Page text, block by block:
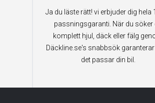
Ja du läste rätt! vi erbjuder dig hela
passningsgaranti. När du söker
komplett hjul, däck eller fälg
Däckline.se's snabbsök
det passar din bil.